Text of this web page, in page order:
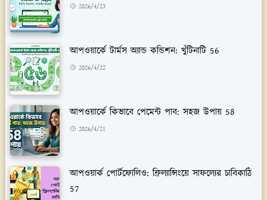
2026/4/23
আপওয়ার্কে টার্মস অ্যান্ড কন্ডিশন: খুঁটিনাটি 56
2026/4/22
আপওয়ার্কে কিভাবে পেমেন্ট পাব: সহজ উপায় 58
2026/4/21
আপওয়ার্ক পোর্টফোলিও: ফ্রিল্যান্সিংয়ে সাফল্যের চাবিকাঠি
57